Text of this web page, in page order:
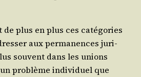
de plus en plus ces caté­go­ries
aux per­ma­nences juri­
sou­vent dans les unions
pro­blème indi­vi­duel que